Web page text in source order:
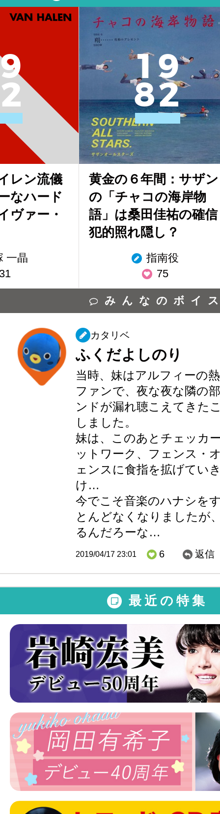
9
2
レン流儀
なハード
ヴァー・
一晶
1 9
82
黄金の６年間：サザン
の「チャコの海岸物
語」は桑田佳祐の確信
犯的照れ隠し？
指南役
75
みんなのボイ
カタリベ
ふくだよしのり
当時、妹はアルフィーの
ファンで、夜な夜な隣の
ンドが漏れ聴こえてきた
しました。
妹は、このあとチェッカ
ットワーク、フェンス・
ェンスに食指を拡げてい
け…
今でこそ音楽のハナシを
とんどなくなりましたが
るんだろーな…
2019/04/17 23:01 6 返信
最近の特集